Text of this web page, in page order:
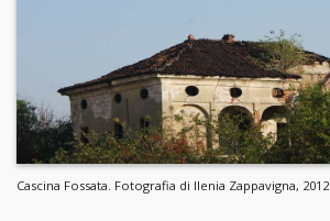
Cascina Fossata. Fotografia di Ilenia Zappavigna, 2012.